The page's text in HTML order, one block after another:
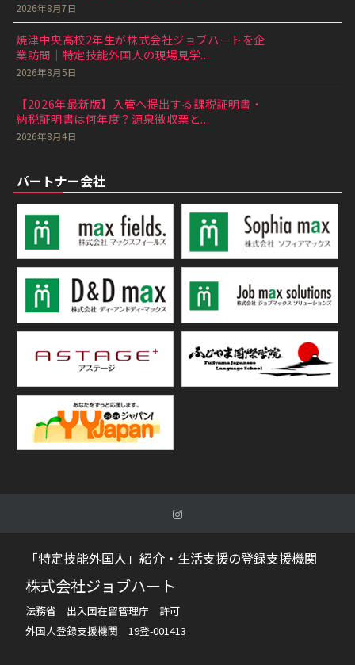
2026年8月7日
焼津中央高校2年生が株式会社ジョブハートを企
業訪問｜特定技能外国人の現場見学...
2026年8月5日
【2026年最新版】入管へ提出する課税証明書・
納税証明書は何年度？源泉徴収票と...
2026年8月4日
パートナー会社
「特定技能外国人」紹介・生活支援の登録支援機関
株式会社ジョブハート
法務省 出入国在留管理庁 許可
外国人登録支援機関 19登-001413